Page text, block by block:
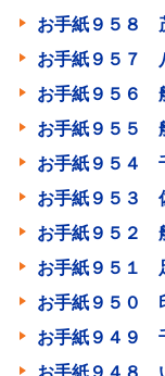
お手紙９５８
お手紙９５７
お手紙９５６
お手紙９５５
お手紙９５４
お手紙９５３
お手紙９５２
お手紙９５１
お手紙９５０
お手紙９４９
お手紙９４８